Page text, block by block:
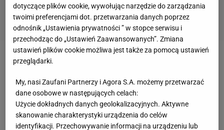
Zobacz wideo
Nawet Kubacki widzi swoje błędy. To przez to traci
w skoku. "Sporo było spóźnień"
dotyczące plików cookie, wywołując narzędzie do zarządzania
twoimi preferencjami dot. przetwarzania danych poprzez
odnośnik „Ustawienia prywatności ” w stopce serwisu i
przechodząc do „Ustawień Zaawansowanych”. Zmiana
ustawień plików cookie możliwa jest także za pomocą ustawień
przeglądarki.
My, nasi Zaufani Partnerzy i Agora S.A. możemy przetwarzać
dane osobowe w następujących celach:
Użycie dokładnych danych geolokalizacyjnych. Aktywne
skanowanie charakterystyki urządzenia do celów
identyfikacji. Przechowywanie informacji na urządzeniu lub